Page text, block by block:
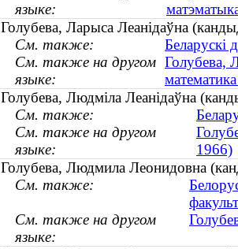
языке:
Голубева, Ларыса Леанiдаўна
См. также:
Беларускі
См. также на другом
языке:
Голубева,
Голубева, Людміла Леанідаўна
См. также:
См. также на другом
языке:
1966)
Голубева, Людмила Леонидовна
См. также:
См. также на другом
языке: